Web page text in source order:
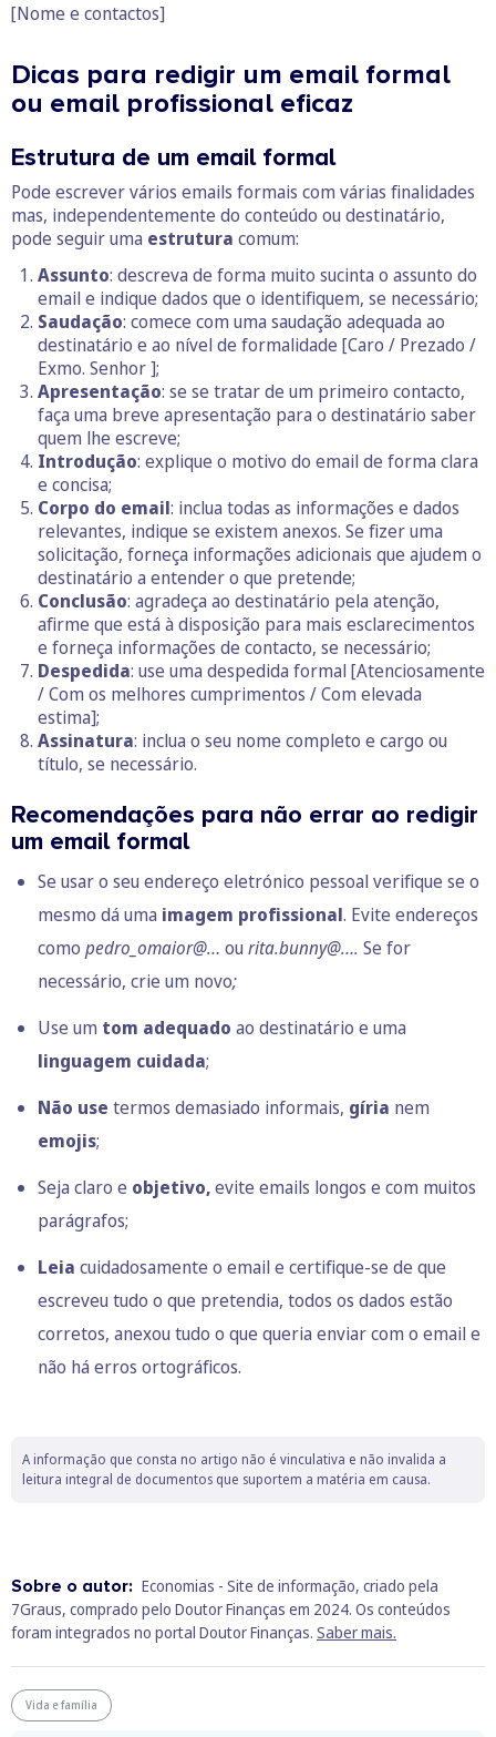
[Nome e contactos]
Dicas para redigir um email formal
ou email profissional eficaz
Estrutura de um email formal
Pode escrever vários emails formais com várias finalidades
mas, independentemente do conteúdo ou destinatário,
pode seguir uma estrutura comum:
Assunto: descreva de forma muito sucinta o assunto do
email e indique dados que o identifiquem, se necessário;
Saudação: comece com uma saudação adequada ao
destinatário e ao nível de formalidade [Caro / Prezado /
Exmo. Senhor ];
Apresentação: se se tratar de um primeiro contacto,
faça uma breve apresentação para o destinatário saber
quem lhe escreve;
Introdução: explique o motivo do email de forma clara
e concisa;
Corpo do email: inclua todas as informações e dados
relevantes, indique se existem anexos. Se fizer uma
solicitação, forneça informações adicionais que ajudem o
destinatário a entender o que pretende;
Conclusão: agradeça ao destinatário pela atenção,
afirme que está à disposição para mais esclarecimentos
e forneça informações de contacto, se necessário;
Despedida: use uma despedida formal [Atenciosamente
/ Com os melhores cumprimentos / Com elevada
estima];
Assinatura: inclua o seu nome completo e cargo ou
título, se necessário.
Recomendações para não errar ao redigir
um email formal
Se usar o seu endereço eletrónico pessoal verifique se o
mesmo dá uma imagem profissional. Evite endereços
como pedro_omaior@… ou rita.bunny@…. Se for
necessário, crie um novo;
Use um tom adequado ao destinatário e uma
linguagem cuidada;
Não use termos demasiado informais, gíria nem
emojis;
Seja claro e objetivo,evite emails longos e com muitos
parágrafos;
Leia cuidadosamente o email e certifique-se de que
escreveu tudo o que pretendia, todos os dados estão
corretos, anexou tudo o que queria enviar com o email e
não há erros ortográficos.
A informação que consta no artigo não é vinculativa e não invalida a
leitura integral de documentos que suportem a matéria em causa.
Sobre o autor: Economias - Site de informação, criado pela
7Graus, comprado pelo Doutor Finanças em 2024. Os conteúdos
foram integrados no portal Doutor Finanças. Saber mais.
Vida e família